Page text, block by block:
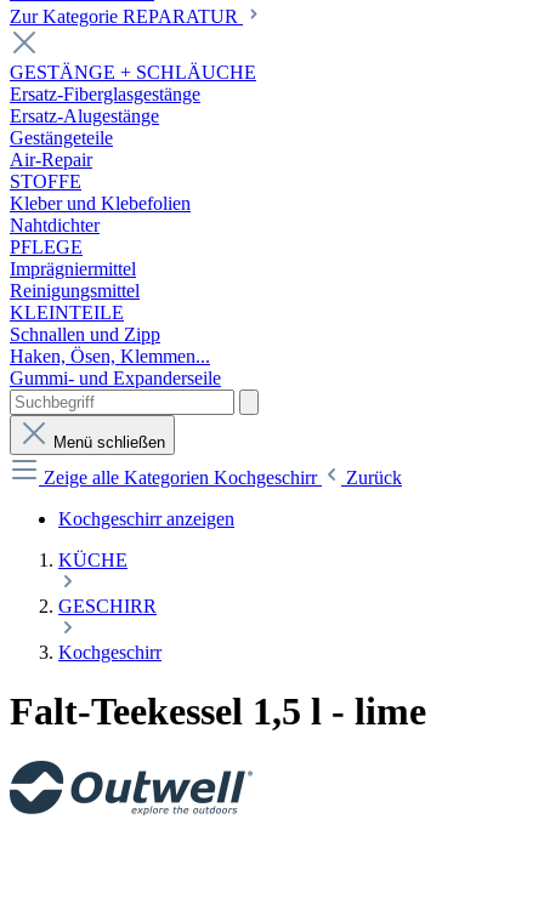
Zur Kategorie REPARATUR
GESTÄNGE + SCHLÄUCHE
Ersatz-Fiberglasgestänge
Ersatz-Alugestänge
Gestängeteile
Air-Repair
STOFFE
Kleber und Klebefolien
Nahtdichter
PFLEGE
Imprägniermittel
Reinigungsmittel
KLEINTEILE
Schnallen und Zipp
Haken, Ösen, Klemmen...
Gummi- und Expanderseile
Menü schließen
Zeige alle Kategorien Kochgeschirr
Zurück
Kochgeschirr anzeigen
KÜCHE
GESCHIRR
Kochgeschirr
Falt-Teekessel 1,5 l - lime